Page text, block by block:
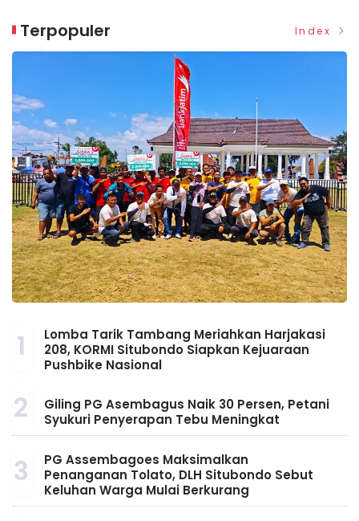
Terpopuler Index
1
Lomba Tarik Tambang Meriahkan Harjakasi
208, KORMI Situbondo Siapkan Kejuaraan
Pushbike Nasional
2
Giling PG Asembagus Naik 30 Persen, Petani
Syukuri Penyerapan Tebu Meningkat
3
PG Assembagoes Maksimalkan
Penanganan Tolato, DLH Situbondo Sebut
Keluhan Warga Mulai Berkurang